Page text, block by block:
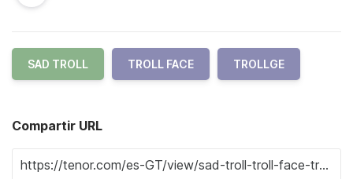
SAD TROLL TROLL FACE TROLLGE
Compartir URL